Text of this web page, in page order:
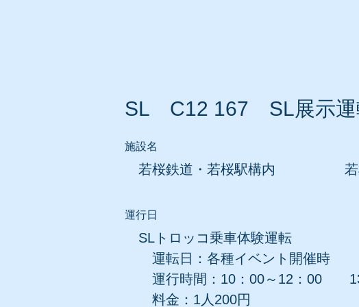
SL C12 167 SL展示運
​施設名
若桜鉄道 ・若桜駅構内
​運行日
SLトロッコ乗車体験運転
運転日：各種イベント開催時
運行時間：10：00～12：00
料金：1人200円